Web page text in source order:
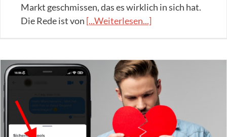
Markt geschmissen, das es wirklich in sich hat.
Die Rede ist von [...Weiterlesen...]